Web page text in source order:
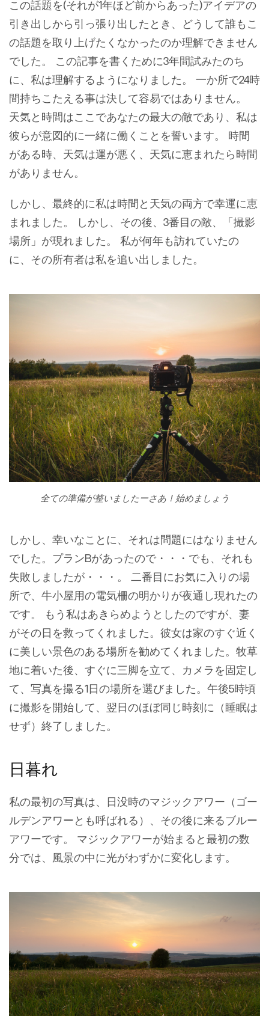
この話題を(それが1年ほど前からあった)アイデアの
引き出しから引っ張り出したとき、どうして誰もこ
の話題を取り上げたくなかったのか理解できません
でした。 この記事を書くために3年間試みたのち
に、私は理解するようになりました。 一か所で24時
間持ちこたえる事は決して容易ではありません。
天気と時間はここであなたの最大の敵であり、私は
彼らが意図的に一緒に働くことを誓います。 時間
がある時、天気は運が悪く、天気に恵まれたら時間
がありません。
しかし、最終的に私は時間と天気の両方で幸運に恵
まれました。 しかし、その後、3番目の敵、「撮影
場所」が現れました。 私が何年も訪れていたの
に、その所有者は私を追い出しました。
全ての準備が整いましたーさあ！始めましょう
しかし、幸いなことに、それは問題にはなりません
でした。プランBがあったので・・・でも、それも
失敗しましたが・・・。 二番目にお気に入りの場
所で、牛小屋用の電気柵の明かりが夜通し現れたの
です。 もう私はあきらめようとしたのですが、妻
がその日を救ってくれました。彼女は家のすぐ近く
に美しい景色のある場所を勧めてくれました。牧草
地に着いた後、すぐに三脚を立て、カメラを固定し
て、写真を撮る1日の場所を選びました。午後5時頃
に撮影を開始して、翌日のほぼ同じ時刻に（睡眠は
せず）終了しました。
日暮れ
私の最初の写真は、日没時のマジックアワー（ゴー
ルデンアワーとも呼ばれる）、その後に来るブルー
アワーです。 マジックアワーが始まると最初の数
分では、風景の中に光がわずかに変化します。